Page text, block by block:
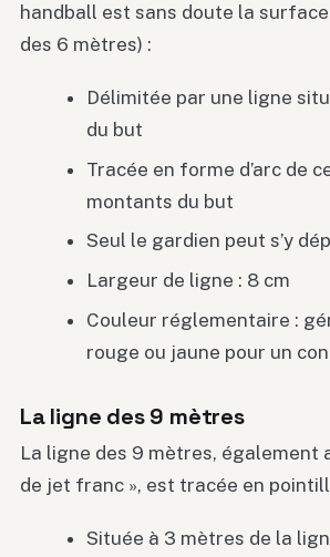
handball est sans doute la
des 6 mètres) :
Délimitée par une ligne
du but
Tracée en forme d’arc de
montants du but
Seul le gardien peut s’y
Largeur de ligne : 8 cm
Couleur réglementaire :
rouge ou jaune pour un
La ligne des 9 mètres
La ligne des 9 mètres, également
de jet franc », est tracée en
Située à 3 mètres de la